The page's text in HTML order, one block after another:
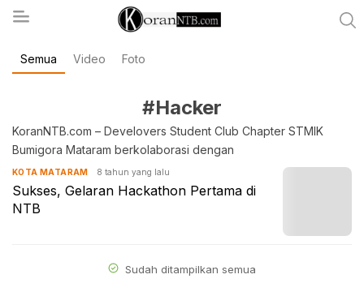
koranntb.com
Semua Video Foto
#Hacker
KoranNTB.com – Develovers Student Club Chapter STMIK
Bumigora Mataram berkolaborasi dengan
KOTA MATARAM 8 tahun yang lalu
Sukses, Gelaran Hackathon Pertama di
NTB
Sudah ditampilkan semua